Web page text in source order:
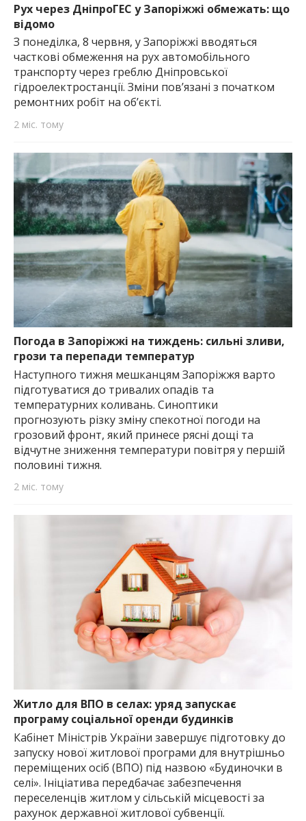
Рух через ДніпроГЕС у Запоріжжі обмежать: що
відомо
З понеділка, 8 червня, у Запоріжжі вводяться
часткові обмеження на рух автомобільного
транспорту через греблю Дніпровської
гідроелектростанції. Зміни пов’язані з початком
ремонтних робіт на об’єкті.
2 міс. тому
Погода в Запоріжжі на тиждень: сильні зливи,
грози та перепади температур
Наступного тижня мешканцям Запоріжжя варто
підготуватися до тривалих опадів та
температурних коливань. Синоптики
прогнозують різку зміну спекотної погоди на
грозовий фронт, який принесе рясні дощі та
відчутне зниження температури повітря у першій
половині тижня.
2 міс. тому
Житло для ВПО в селах: уряд запускає
програму соціальної оренди будинків
Кабінет Міністрів України завершує підготовку до
запуску нової житлової програми для внутрішньо
переміщених осіб (ВПО) під назвою «Будиночки в
селі». Ініціатива передбачає забезпечення
переселенців житлом у сільській місцевості за
рахунок державної житлової субвенції.